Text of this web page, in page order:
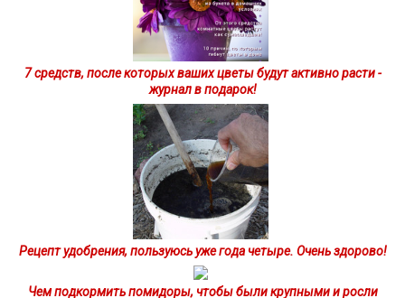
7 средств, после которых ваших цветы будут активно расти -
журнал в подарок!
Рецепт удобрения, пользуюсь уже года четыре. Очень здорово!
Чем подкормить помидоры, чтобы были крупными и росли